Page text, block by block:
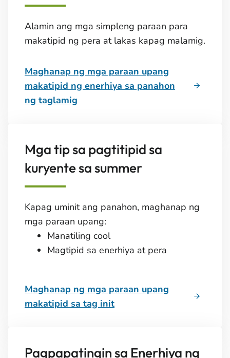
Alamin ang mga simpleng paraan para
makatipid ng pera at lakas kapag malamig.
Maghanap ng mga paraan upang
makatipid ng enerhiya sa panahon
ng taglamig
Mga tip sa pagtitipid sa
kuryente sa summer
Kapag uminit ang panahon, maghanap ng
mga paraan upang:
Manatiling cool
Magtipid sa enerhiya at pera
Maghanap ng mga paraan upang
makatipid sa tag init
Pagpapatingin sa Enerhiya ng